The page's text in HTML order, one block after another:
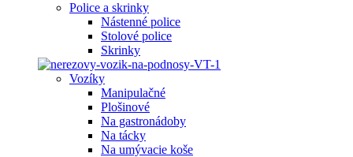
Police a skrinky
Nástenné police
Stolové police
Skrinky
Vozíky
Manipulačné
Plošinové
Na gastronádoby
Na tácky
Na umývacie koše